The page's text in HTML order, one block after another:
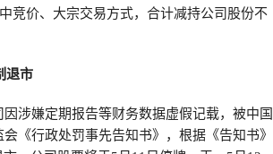
竞价、大宗交易方式，合计减持公司股份不
退市
涉嫌定期报告等财务数据虚假记载，被中国
《行政处罚事先告知书》，根据《告知书》